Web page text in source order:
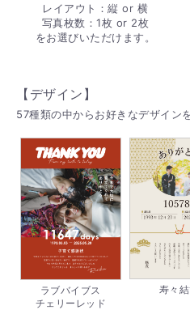
レイアウト：縦 or 横
写真枚数：1枚 or 2枚
をお選びいただけます。
【デザイン】
57種類の中からお好きなデザイン
ラブバイブス
チェリーレッド
寿々